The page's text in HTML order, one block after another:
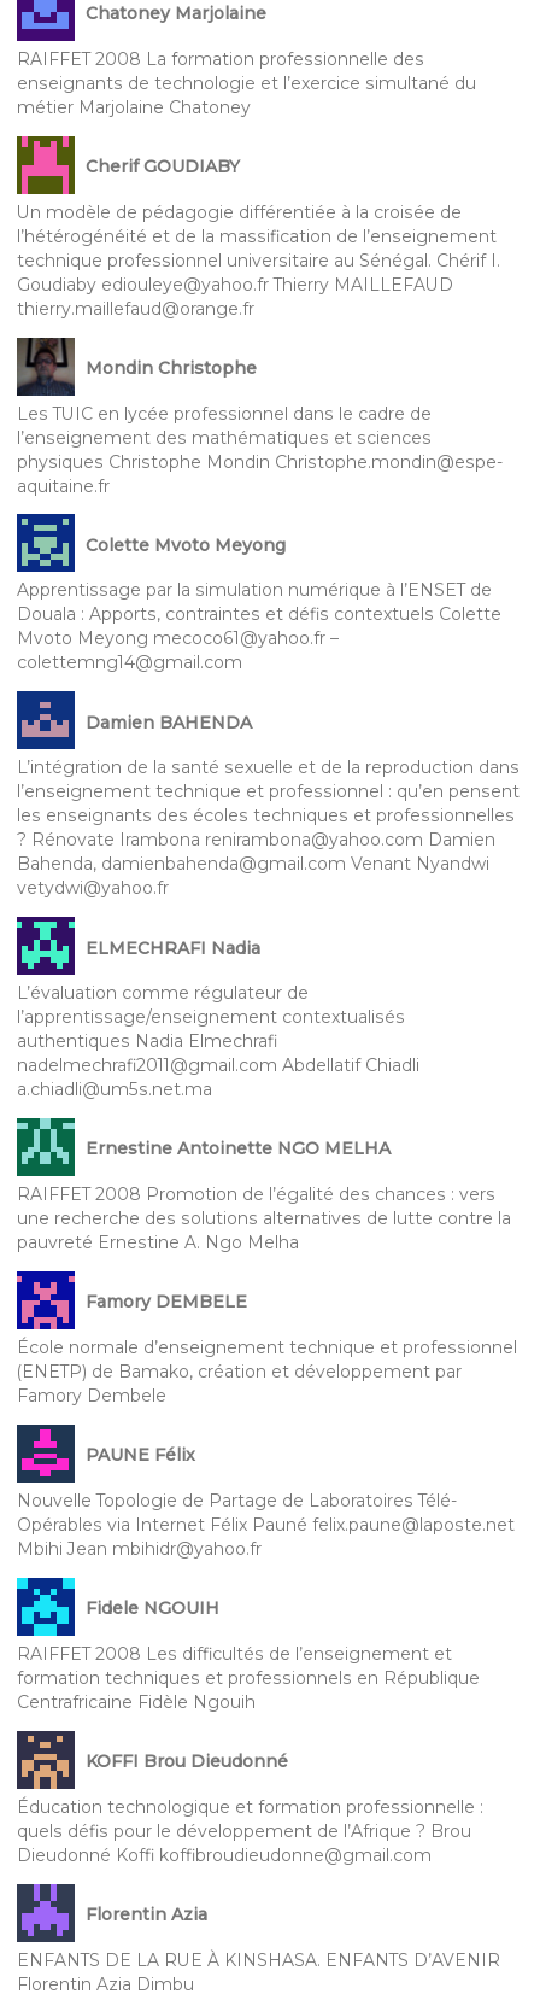
Chatoney Marjolaine
RAIFFET 2008 La formation professionnelle des
enseignants de technologie et l’exercice simultané du
métier Marjolaine Chatoney
Cherif GOUDIABY
Un modèle de pédagogie différentiée à la croisée de
l’hétérogénéité et de la massification de l’enseignement
technique professionnel universitaire au Sénégal. Chérif I.
Goudiaby ediouleye@yahoo.fr Thierry MAILLEFAUD
thierry.maillefaud@orange.fr
Mondin Christophe
Les TUIC en lycée professionnel dans le cadre de
l’enseignement des mathématiques et sciences
physiques Christophe Mondin Christophe.mondin@espe-
aquitaine.fr
Colette Mvoto Meyong
Apprentissage par la simulation numérique à l’ENSET de
Douala : Apports, contraintes et défis contextuels Colette
Mvoto Meyong mecoco61@yahoo.fr –
colettemng14@gmail.com
Damien BAHENDA
L’intégration de la santé sexuelle et de la reproduction dans
l’enseignement technique et professionnel : qu’en pensent
les enseignants des écoles techniques et professionnelles
? Rénovate Irambona renirambona@yahoo.com Damien
Bahenda, damienbahenda@gmail.com Venant Nyandwi
vetydwi@yahoo.fr
ELMECHRAFI Nadia
L’évaluation comme régulateur de
l’apprentissage/enseignement contextualisés
authentiques Nadia Elmechrafi
nadelmechrafi2011@gmail.com Abdellatif Chiadli
a.chiadli@um5s.net.ma
Ernestine Antoinette NGO MELHA
RAIFFET 2008 Promotion de l’égalité des chances : vers
une recherche des solutions alternatives de lutte contre la
pauvreté Ernestine A. Ngo Melha
Famory DEMBELE
École normale d’enseignement technique et professionnel
(ENETP) de Bamako, création et développement par
Famory Dembele
PAUNE Félix
Nouvelle Topologie de Partage de Laboratoires Télé-
Opérables via Internet Félix Pauné felix.paune@laposte.net
Mbihi Jean mbihidr@yahoo.fr
Fidele NGOUIH
RAIFFET 2008 Les difficultés de l’enseignement et
formation techniques et professionnels en République
Centrafricaine Fidèle Ngouih
KOFFI Brou Dieudonné
Éducation technologique et formation professionnelle :
quels défis pour le développement de l’Afrique ? Brou
Dieudonné Koffi koffibroudieudonne@gmail.com
Florentin Azia
ENFANTS DE LA RUE À KINSHASA. ENFANTS D’AVENIR
Florentin Azia Dimbu